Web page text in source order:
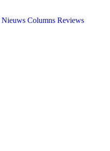
Nieuws Columns Reviews